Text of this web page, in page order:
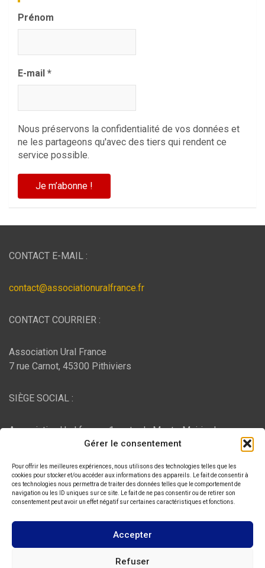
Gérer le consentement
Pour offrir les meilleures expériences, nous utilisons des technologies telles que les
cookies pour stocker et/ou accéder aux informations des appareils. Le fait de consentir à
ces technologies nous permettra de traiter des données telles que le comportement de
navigation ou les ID uniques sur ce site. Le fait de ne pas consentir ou de retirer son
consentement peut avoir un effet négatif sur certaines caractéristiques et fonctions.
Accepter
Refuser
Prénom
E-mail *
Nous préservons la confidentialité de vos données et
ne les partageons qu'avec des tiers qui rendent ce
service possible.
CONTACT E-MAIL :
contact@associationuralfrance.fr
CONTACT COURRIER :
Association Ural France
7 rue Carnot, 45300 Pithiviers
SIÈGE SOCIAL :
Association Ural france, 1 route du Mont - Mairie de
Bujaleuf, 87460 Bujaleuf
HÉBERGEMENT :
, Chemin des Pardiaux, 63000 Clermont-Ferrand
ASSOCIATION URAL FRANCE